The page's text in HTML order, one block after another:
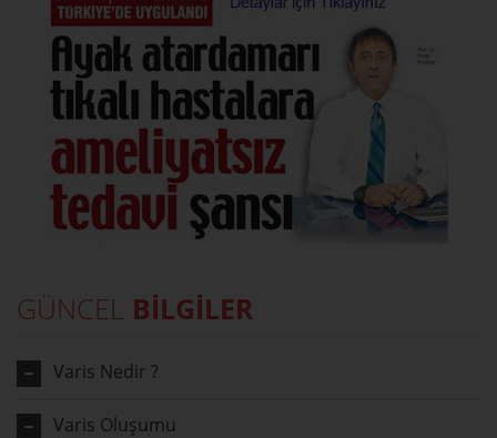
GÜNCEL BİLGİLER
Varis Nedir ?
Varis Oluşumu